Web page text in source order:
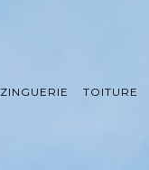
ZINGUERIE TOITURE